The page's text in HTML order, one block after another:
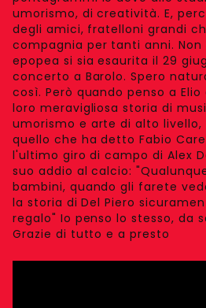
umorismo, di creatività. E,
degli amici, fratelloni grandi
compagnia per tanti anni. Non
epopea si sia esaurita il 29
concerto a Barolo. Spero
così. Però quando penso a
loro meravigliosa storia di
umorismo e arte di alto
quello che ha detto Fabio
l'ultimo giro di campo di Alex
suo addio al calcio:
bambini, quando gli farete
la storia di Del Piero
regalo" Io penso lo stesso, da
Grazie di tutto e a presto